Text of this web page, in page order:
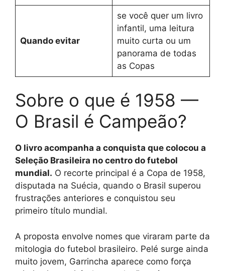
Quando evitar
se você quer um livro
infantil, uma leitura
muito curta ou um
panorama de todas
as Copas
Sobre o que é 1958 —
O Brasil é Campeão?
O livro acompanha a conquista que colocou a
Seleção Brasileira no centro do futebol
mundial. O recorte principal é a Copa de 1958,
disputada na Suécia, quando o Brasil superou
frustrações anteriores e conquistou seu
primeiro título mundial.
A proposta envolve nomes que viraram parte da
mitologia do futebol brasileiro. Pelé surge ainda
muito jovem, Garrincha aparece como força